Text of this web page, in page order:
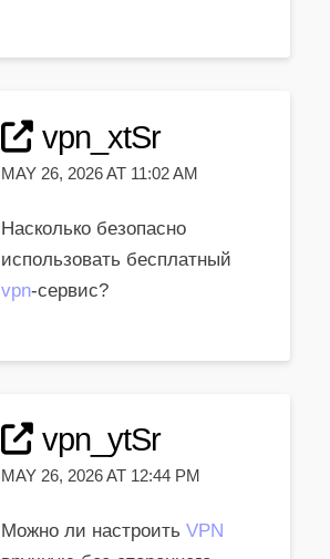
vpn_xtSr
MAY 26, 2026 AT 11:02 AM
Насколько безопасно
использовать бесплатный
vpn-сервис?
vpn_ytSr
MAY 26, 2026 AT 12:44 PM
Можно ли настроитьVPN